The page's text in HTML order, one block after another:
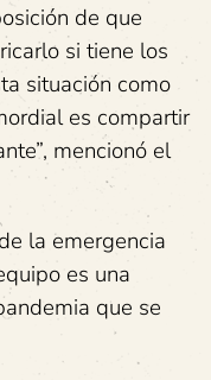
de que
si tiene los
situación como
es compartir
mencionó el
la emergencia
es una
que se